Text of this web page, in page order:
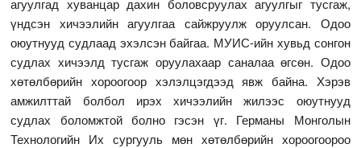
агуулгад хуванцар дахин боловсруулах агуулгыг тусгаж,
үндсэн хичээлийн агуулгаа сайжруулж оруулсан. Одоо
оюутнууд судлаад эхэлсэн байгаа. МУИС-ийн хувьд сонгон
судлах хичээлд тусгаж оруулахаар саналаа өгсөн. Одоо
хөтөлбөрийн хороогоор хэлэлцэгдээд явж байна. Хэрэв
амжилттай болбол ирэх хичээлийн жилээс оюутнууд
судлах боломжтой болно гэсэн үг. Германы Монголын
Технологийн Их сургууль мөн хөтөлбөрийн хороогоороо